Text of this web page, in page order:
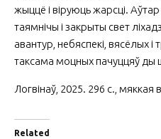
жыццё і віруюць жарсці.
таямнічы і закрыты свет
авантур, небяспекі, вясёлых і
таксама моцных пачуццяў ды
Логвінаў, 2025. 296 с., мяккая
Related